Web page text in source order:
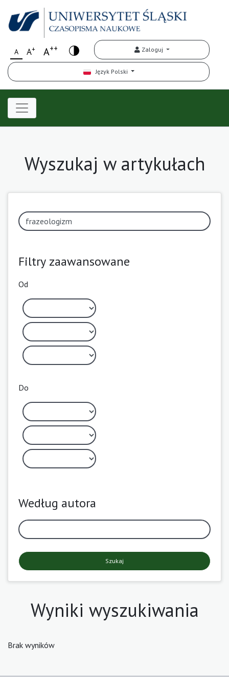
A A+ A++ Zaloguj
Język Polski
Wyszukaj w artykułach
Filtry zaawansowane
Od
Do
Według autora
Szukaj
Wyniki wyszukiwania
Brak wyników